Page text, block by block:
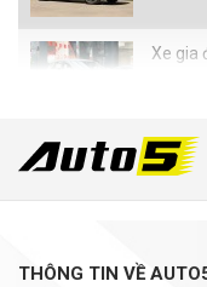
Xe gia
Bán tải
mại
tô đua
THÔNG TIN VỀ